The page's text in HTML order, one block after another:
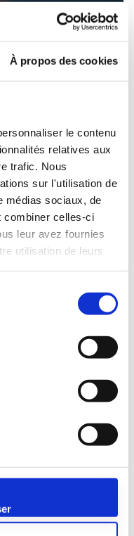
À propos des cookies
le contenu
relatives aux
trafic. Nous
sur l'utilisation de
médias sociaux, de
combiner celles-ci
leur avez fournies
utilisation de leurs